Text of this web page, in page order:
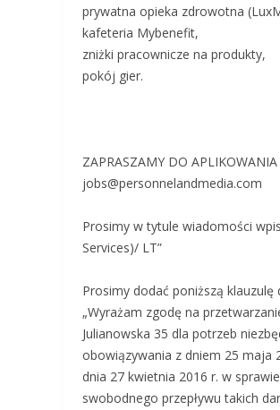
prywatna opieka zdrowotna
kafeteria Mybenefit,
zniżki pracownicze na produkty,
pokój gier.
ZAPRASZAMY DO APLIKOWANIA
jobs@personnelandmedia.com
Prosimy w tytule wiadomości
Services)/ LT”
Prosimy dodać poniższą klauzulę
„Wyrażam zgodę na
Julianowska 35 dla potrzeb
obowiązywania z dniem 25 maja
dnia 27 kwietnia 2016 r. w
swobodnego przepływu takich